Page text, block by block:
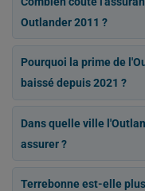
Outlander 2011 ?
Pourquoi la prime de
baissé depuis 2021 ?
Dans quelle ville
assurer ?
Terrebonne est-elle